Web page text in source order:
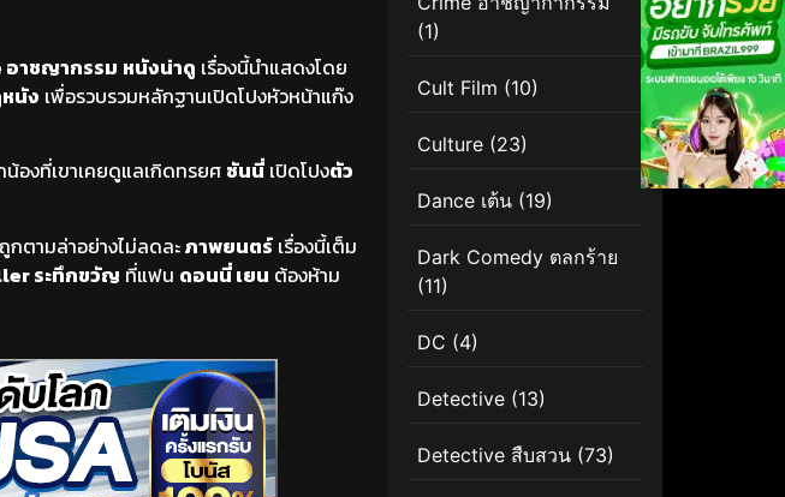
อาชญากรรม หนังน่าดู เรื่องนี้นำแสดงโดย
นัง เพื่อรวบรวมหลักฐานเปิดโปงหัวหน้าแก๊ง
องที่เขาเคยดูแลเกิดทรยศ ซันนี่ เปิดโปงตัว
กตามล่าอย่างไม่ลดละภาพยนตร์ เรื่องนี้เต็ม
ระทึกขวัญ ที่แฟน ดอนนี่ เยน ต้องห้าม
(1)
Cult Film (10)
Culture (23)
Dance เต้น (19)
Dark Comedy ตลกร้าย
(11)
DC (4)
Detective (13)
Detective สืบสวน (73)